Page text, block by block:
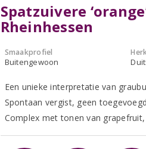
Spatzuivere
Rheinhessen
Smaakprofiel
Buitengewoon
Een unieke interpretatie van
Spontaan vergist, geen
Complex met tonen van